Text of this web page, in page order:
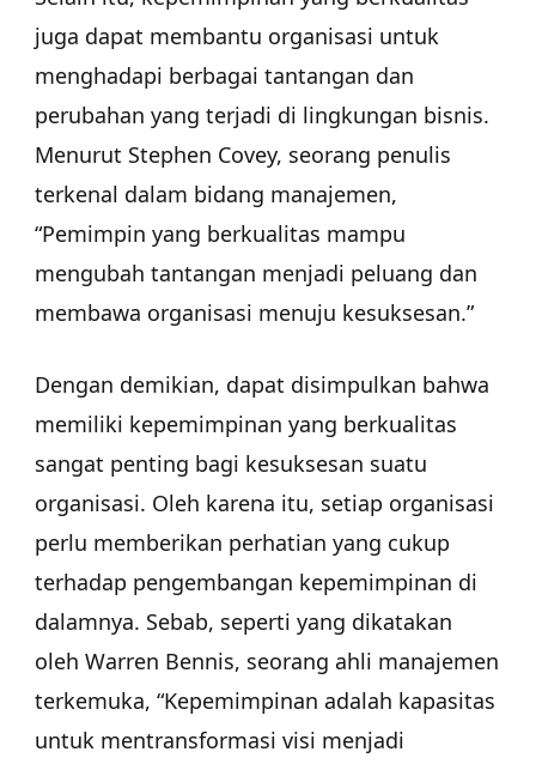
juga dapat membantu organisasi untuk
menghadapi berbagai tantangan dan
perubahan yang terjadi di lingkungan bisnis.
Menurut Stephen Covey, seorang penulis
terkenal dalam bidang manajemen,
“Pemimpin yang berkualitas mampu
mengubah tantangan menjadi peluang dan
membawa organisasi menuju kesuksesan.”
Dengan demikian, dapat disimpulkan bahwa
memiliki kepemimpinan yang berkualitas
sangat penting bagi kesuksesan suatu
organisasi. Oleh karena itu, setiap organisasi
perlu memberikan perhatian yang cukup
terhadap pengembangan kepemimpinan di
dalamnya. Sebab, seperti yang dikatakan
oleh Warren Bennis, seorang ahli manajemen
terkemuka, “Kepemimpinan adalah kapasitas
untuk mentransformasi visi menjadi